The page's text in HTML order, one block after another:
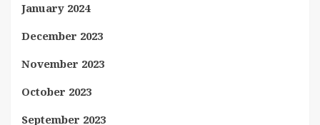
January 2024
December 2023
November 2023
October 2023
September 2023